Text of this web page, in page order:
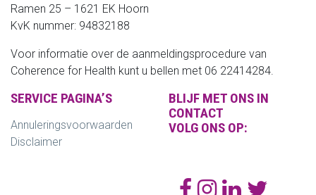
Ramen 25 – 1621 EK Hoorn
KvK nummer: 94832188
Voor informatie over de aanmeldingsprocedure van
Coherence for Health kunt u bellen met 06 22414284.
SERVICE PAGINA’S
Annuleringsvoorwaarden
Disclaimer
BLIJF MET ONS IN
CONTACT
VOLG ONS OP: